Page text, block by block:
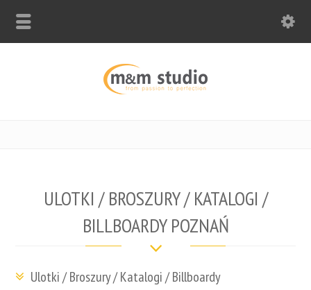
ULOTKI / BROSZURY / KATALOGI /
BILLBOARDY POZNAŃ
Ulotki / Broszury / Katalogi / Billboardy